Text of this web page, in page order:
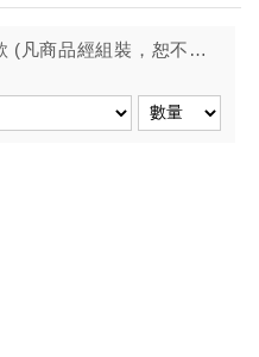
(凡商品經組裝，恕不接